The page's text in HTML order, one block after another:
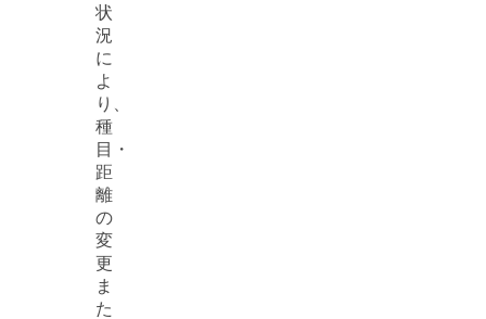
状
況
に
よ
り、
種
目・
距
離
の
変
更
ま
た